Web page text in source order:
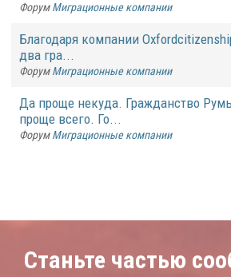
Форум Миграционные компании
Благодаря компании
два гра...
Форум Миграционные компании
Да проще некуда. Гражданство
проще всего. Го...
Форум Миграционные компании
Станьте частью